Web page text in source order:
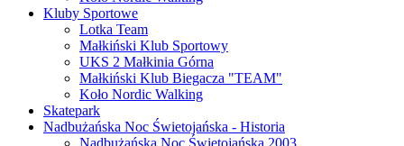
Kluby Sportowe
Lotka Team
Małkiński Klub Sportowy
UKS 2 Małkinia Górna
Małkiński Klub Biegacza "TEAM"
Koło Nordic Walking
Skatepark
Nadbużańska Noc Świetojańska - Historia
Nadbużańska Noc Świętojańska 2003